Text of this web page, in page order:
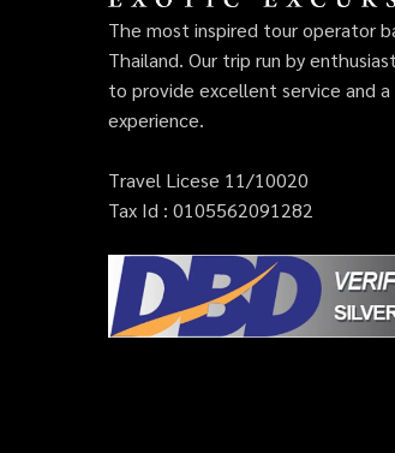
The most inspired tour operator
Thailand. Our trip run by
to provide excellent service and
experience.
Travel Licese 11/10020
Tax Id : 0105562091282